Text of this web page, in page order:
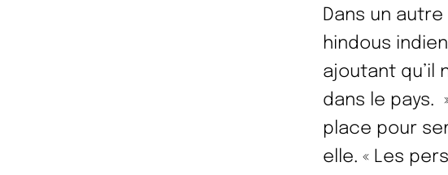
Dans un
hindous
ajoutant qu’il
dans le pays.
place pour
elle. « Les